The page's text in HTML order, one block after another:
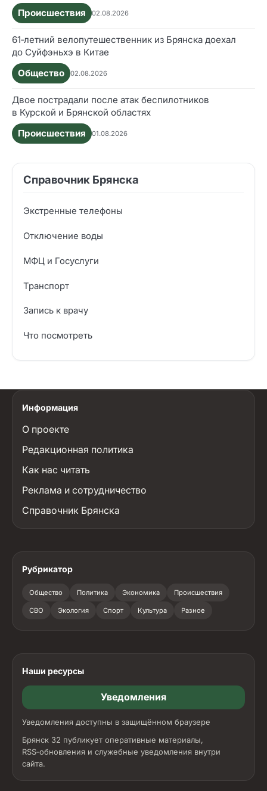
Происшествия
02.08.2026
61‑летний велопутешественник из Брянска доехал
до Суйфэньхэ в Китае
Общество
02.08.2026
Двое пострадали после атак беспилотников
в Курской и Брянской областях
Происшествия
01.08.2026
Справочник Брянска
Экстренные телефоны
Отключение воды
МФЦ и Госуслуги
Транспорт
Запись к врачу
Что посмотреть
Информация
О проекте
Редакционная политика
Как нас читать
Реклама и сотрудничество
Справочник Брянска
Рубрикатор
Общество Политика Экономика Происшествия
СВО Экология Спорт Культура Разное
Наши ресурсы
Уведомления
Уведомления доступны в защищённом браузере
Брянск 32 публикует оперативные материалы,
RSS‑обновления и служебные уведомления внутри
сайта.